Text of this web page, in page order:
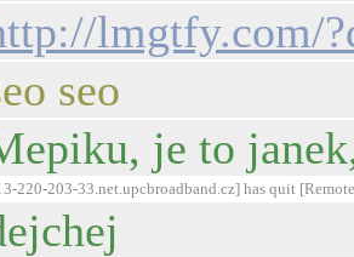
lmgtfy.com/
seo
je to
220-203-33.net.upcbroadband.cz] has quit